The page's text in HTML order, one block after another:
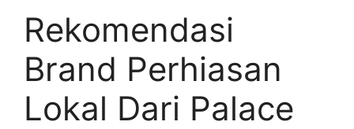
Rekomendasi
Brand Perhiasan
Lokal Dari Palace